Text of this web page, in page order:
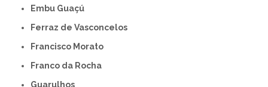
Embu Guaçú
Ferraz de Vasconcelos
Francisco Morato
Franco da Rocha
Guarulhos